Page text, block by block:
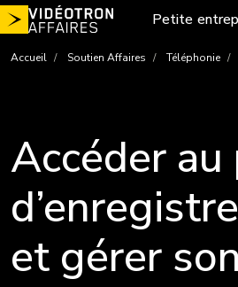
Aller
au
contenu
Petite
Accueil Soutien Affaires Téléphonie
Accéder
et gérer